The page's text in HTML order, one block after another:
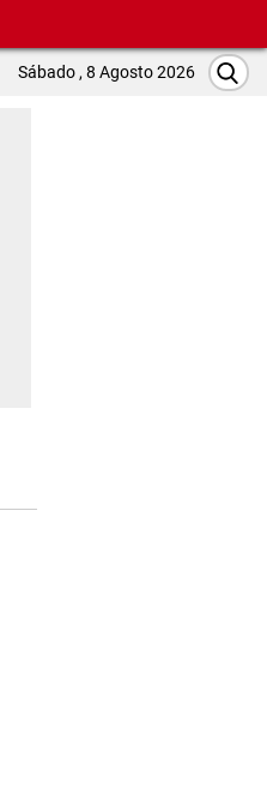
Sábado , 8 Agosto 2026